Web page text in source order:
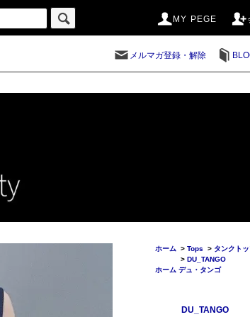
MY PEGE
メルマガ登録・解除
ホーム > Tops > タンクト
ホーム
> DU_TANGO
デュ・タンゴ
DU_TANGO